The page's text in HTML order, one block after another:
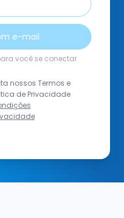
e-mail
você se conectar
nossos Termos e
de Privacidade